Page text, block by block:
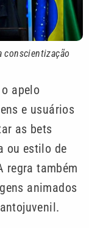
conscientização
apelo
e usuários
as bets
ou estilo de
regra também
animados